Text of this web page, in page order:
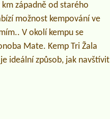
západně od starého
možnost kempování ve
V okolí kempu se
Mate. Kemp Tri Žala
ideální způsob, jak navštívit